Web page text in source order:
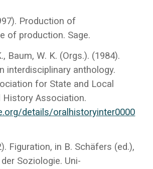
Production of
of production. Sage.
Baum, W. K. (Orgs.). (1984).
interdisciplinary anthology.
for State and Local
History Association.
details/oralhistoryinter0000
Figuration, in B. Schäfers (ed.),
Soziologie. Uni-